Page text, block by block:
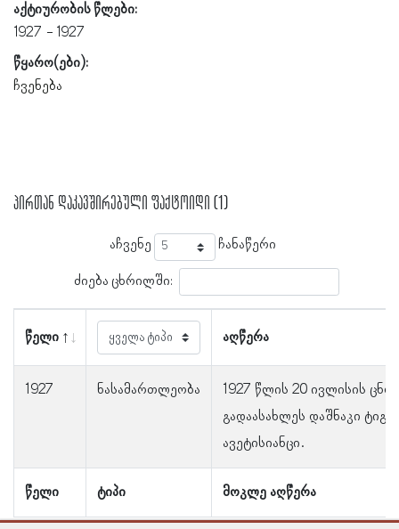
აქტიურობის წლები:
1927
1927
წყარო(ები):
ჩვენება
პირთან დაკავშირებული ფაქტოიდი (1)
აჩვენე ჩანაწერი
ძიება ცხრილში:
წელი აღწერა
წელი ტიპი მოკლე აღწერა
1927 ნასამართლეობა
1927 წლის 20 ივლისის
გადაასახლეს დაშნაკი
ავეტისიანცი.